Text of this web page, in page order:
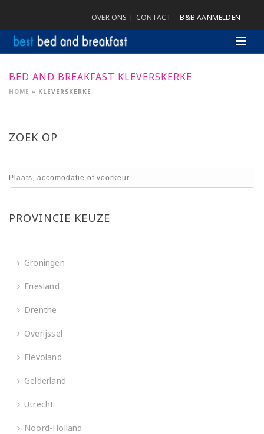
OVER ONS CONTACT B&B AANMELDEN
BED AND BREAKFAST KLEVERSKERKE
HOME » KLEVERSKERKE
ZOEK OP
PROVINCIE KEUZE
Groningen
Friesland
Drenthe
Overijssel
Flevoland
Gelderland
Utrecht
Noord-Holland